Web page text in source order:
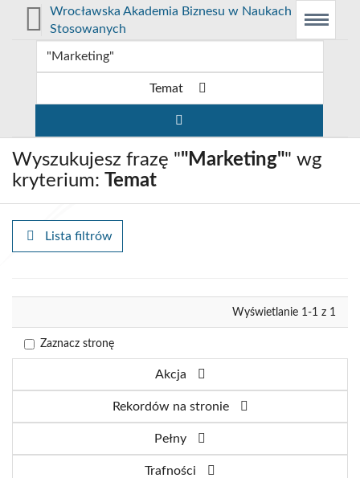
Prolib
Integro
-
główna
Wrocławska Akademia Biznesu w Naukach
Stosowanych
Menu
Temat
Wyszukujesz frazę ""Marketing"" wg
kryterium: Temat
Lista filtrów
Wyświetlanie 1-1 z 1
Zaznacz stronę
Akcja
Rekordów na stronie
Pełny
Trafności